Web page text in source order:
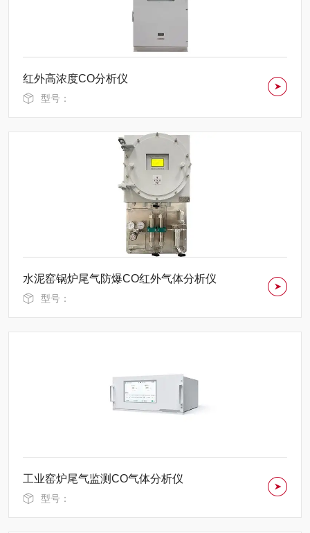
红外高浓度CO分析仪
型号：
水泥窑锅炉尾气防爆CO红外气体分析仪
型号：
工业窑炉尾气监测CO气体分析仪
型号：